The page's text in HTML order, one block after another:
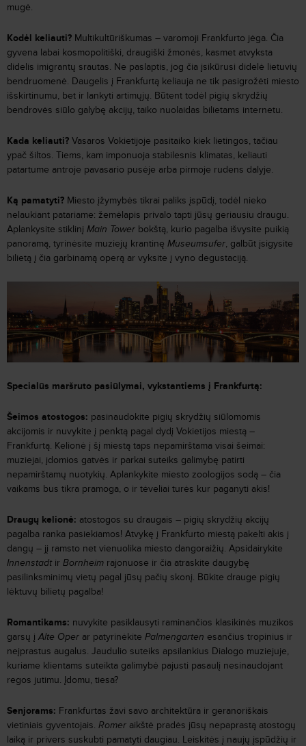
mugė.
Kodėl keliauti? Multikultūriškumas – varomoji Frankfurto jėga. Čia
gyvena labai kosmopolitiški, draugiški žmonės, kasmet atvyksta
didelis imigrantų srautas. Ne paslaptis, jog čia įsikūrusi didelė lietuvių
bendruomenė. Daugelis į Frankfurtą keliauja ne tik pasigrožėti miesto
išskirtinumu, bet ir lankyti artimųjų. Būtent todėl pigių skrydžių
bendrovės siūlo galybę akcijų, taiko nuolaidas bilietams internetu.
Kada keliauti? Vasaros Vokietijoje pasitaiko kiek lietingos, tačiau
ypač šiltos. Tiems, kam imponuoja stabilesnis klimatas, keliauti
patartume antroje pavasario pusėje arba pirmoje rudens dalyje.
Ką pamatyti? Miesto įžymybės tikrai paliks įspūdį, todėl nieko
nelaukiant patariame: žemėlapis privalo tapti jūsų geriausiu draugu.
Aplankysite stiklinį Main Tower bokštą, kurio pagalba išvysite puikią
panoramą, tyrinėsite muziejų krantinę Museumsufer, galbūt įsigysite
bilietą į čia garbinamą operą ar vyksite į vyno degustaciją.
Specialūs maršruto pasiūlymai, vykstantiems į Frankfurtą:
Šeimos atostogos: pasinaudokite pigių skrydžių siūlomomis
akcijomis ir nuvykite į penktą pagal dydį Vokietijos miestą –
Frankfurtą. Kelionė į šį miestą taps nepamirštama visai šeimai:
muziejai, įdomios gatvės ir parkai suteiks galimybę patirti
nepamirštamų nuotykių. Aplankykite miesto zoologijos sodą – čia
vaikams bus tikra pramoga, o ir tėveliai turės kur paganyti akis!
Draugų kelionė: atostogos su draugais – pigių skrydžių akcijų
pagalba ranka pasiekiamos! Atvykę į Frankfurto miestą pakelti akis į
dangų – jį ramsto net vienuolika miesto dangoraižių. Apsidairykite
Innenstadt ir Bornheim rajonuose ir čia atraskite daugybę
pasilinksminimų vietų pagal jūsų pačių skonį. Būkite drauge pigių
lėktuvų bilietų pagalba!
Romantikams: nuvykite pasiklausyti raminančios klasikinės muzikos
garsų į Alte Oper ar patyrinėkite Palmengarten esančius tropinius ir
neįprastus augalus. Jaudulio suteiks apsilankius Dialogo muziejuje,
kuriame klientams suteikta galimybė pajusti pasaulį nesinaudojant
regos jutimu. Įdomu, tiesa?
Senjorams: Frankfurtas žavi savo architektūra ir geranoriškais
vietiniais gyventojais. Romer aikštė pradės jūsų nepaprastą atostogų
laiką ir privers suskubti pamatyti daugiau. Leiskitės į naujų įspūdžių ir